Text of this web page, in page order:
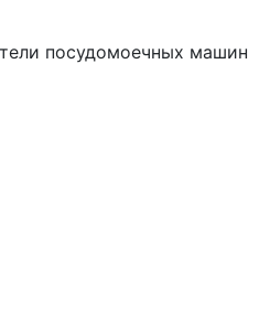
посудомоечных машин